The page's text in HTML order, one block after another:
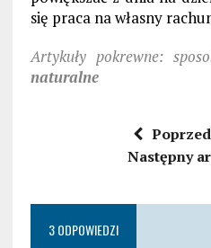
się praca na własny
Artykuły pokrewne:
naturalne
Następny
3 ODPOWIEDZI